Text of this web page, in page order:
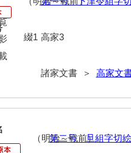
文書
文書（神奈川県）
利家文書
収集文書
書（周南市）
高家3
諸家文書 ＞ 高家文
綴1
第二号 旦組字切
（明治～戦前）